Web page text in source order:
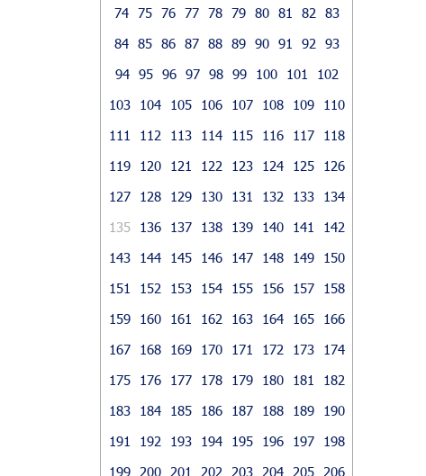
74 75 76 77 78 79 80 81 82
83
84 85 86 87 88 89 90 91 92
93
94 95 96 97 98 99 100 101
102
103
104 105 106 107 108 109
110
111
112 113 114 115 116 117
118
119
120 121 122 123 124 125
126
127
128 129 130 131 132 133
134
135
136 137 138 139 140 141
142
143
144 145 146 147 148 149
150
151
152 153 154 155 156 157
158
159
160 161 162 163 164 165
166
167
168 169 170 171 172 173
174
175
176 177 178 179 180 181
182
183
184 185 186 187 188 189
190
191
192 193 194 195 196 197
198
199
200 201 202 203 204 205
206